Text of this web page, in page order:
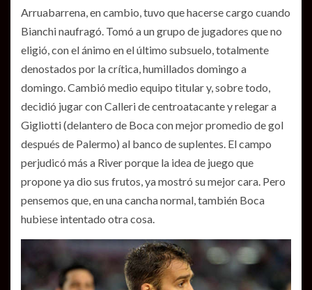
Arruabarrena, en cambio, tuvo que hacerse cargo cuando
Bianchi naufragó. Tomó a un grupo de jugadores que no
eligió, con el ánimo en el último subsuelo, totalmente
denostados por la crítica, humillados domingo a
domingo. Cambió medio equipo titular y, sobre todo,
decidió jugar con Calleri de centroatacante y relegar a
Gigliotti (delantero de Boca con mejor promedio de gol
después de Palermo) al banco de suplentes. El campo
perjudicó más a River porque la idea de juego que
propone ya dio sus frutos, ya mostró su mejor cara. Pero
pensemos que, en una cancha normal, también Boca
hubiese intentado otra cosa.